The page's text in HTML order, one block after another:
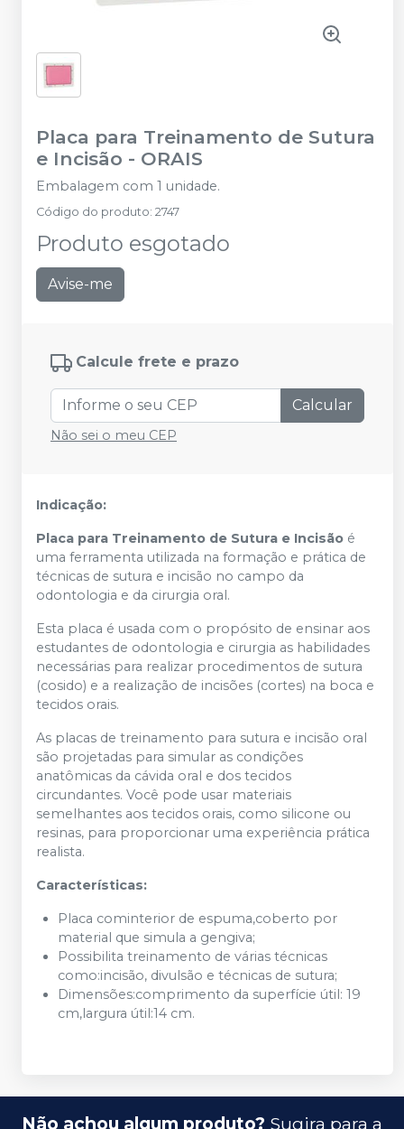
Placa para Treinamento de Sutura
e Incisão - ORAIS
Embalagem com 1 unidade.
Código do produto: 2747
Produto esgotado
Avise-me
Calcule frete e prazo
Calcular
Não sei o meu CEP
Indicação:
Placa para Treinamento de Sutura e Incisão é
uma ferramenta utilizada na formação e prática de
técnicas de sutura e incisão no campo da
odontologia e da cirurgia oral.
Esta placa é usada com o propósito de ensinar aos
estudantes de odontologia e cirurgia as habilidades
necessárias para realizar procedimentos de sutura
(cosido) e a realização de incisões (cortes) na boca e
tecidos orais.
As placas de treinamento para sutura e incisão oral
são projetadas para simular as condições
anatômicas da cávida oral e dos tecidos
circundantes. Você pode usar materiais
semelhantes aos tecidos orais, como silicone ou
resinas, para proporcionar uma experiência prática
realista.
Características:
Placa cominterior de espuma,coberto por
material que simula a gengiva;
Possibilita treinamento de várias técnicas
como:incisão, divulsão e técnicas de sutura;
Dimensões:comprimento da superfície útil: 19
cm,largura útil:14 cm.
Não achou algum produto? Sugira para a